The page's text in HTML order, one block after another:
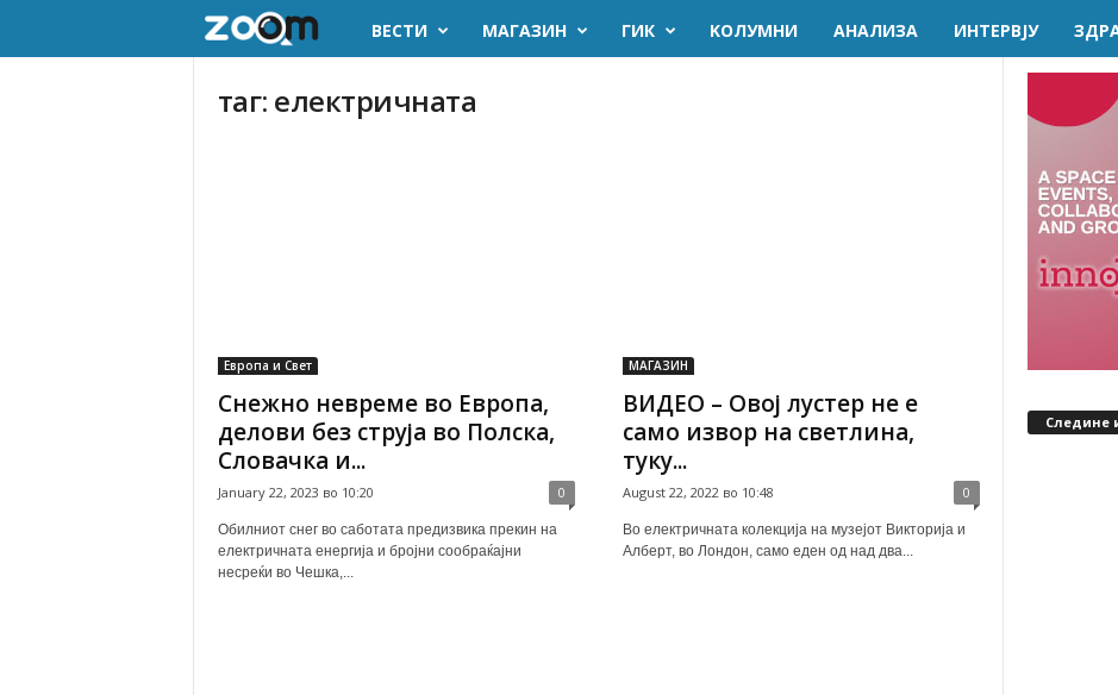
ВЕСТИ МАГАЗИН ГИК KОЛУМНИ AНАЛИЗА ИНТЕРВЈУ
таг: електричната
Европа и Свет
Снежно невреме во Европа,
делови без струја во Полска,
Словачка и...
January 22, 2023 во 10:20 0
Обилниот снег во саботата предизвика прекин на
електричната енергија и бројни сообраќајни
несреќи во Чешка,...
МАГАЗИН
ВИДЕО – Овој лустер не е
само извор на светлина,
туку...
August 22, 2022 во 10:48 0
Во електричната колекција на музејот Викторија и
Алберт, во Лондон, само еден од над два...
Следине